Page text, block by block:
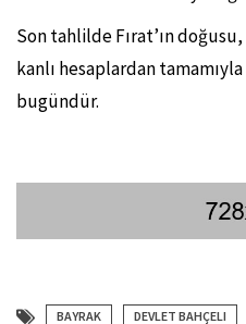
Son tahlilde Fırat’ın
kanlı hesaplardan tamamıyla
bugündür.
BAYRAK DEVLET BAHÇELI